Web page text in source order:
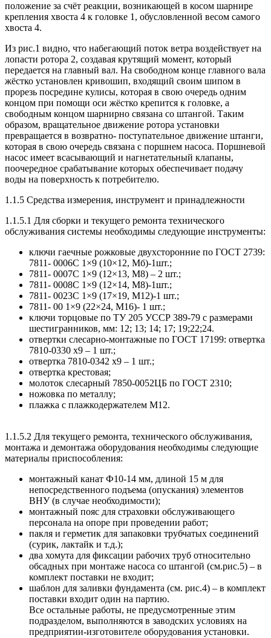
положение за счёт реакции, возникающей в косом шарнире
крепления хвоста 4 к головке 1, обусловленной весом самого
хвоста 4.
Из рис.1 видно, что набегающий поток ветра воздействует на
лопасти ротора 2, создавая крутящий момент, который
передается на главный вал. На свободном конце главного вала
жёстко установлен кривошип, входящий своим шипом в
прорезь посредине кулисы, которая в свою очередь одним
концом при помощи оси жёстко крепится к головке, а
свободным концом шарнирно связана со штангой. Таким
образом, вращательное движение ротора установки
превращается в возвратно- поступательное движение штанги,
которая в свою очередь связана с поршнем насоса. Поршневой
насос имеет всасывающий и нагнетательный клапаны,
поочередное срабатывание которых обеспечивает подачу
воды на поверхность к потребителю.
1.1.5 Средства измерения, инструмент и принадлежности
1.1.5.1 Для сборки и текущего ремонта технического
обслуживания системы необходимы следующие инструменты:
ключи гаечные рожковые двухсторонние по ГОСТ 2739:
7811- 0006С 1×9 (10×12, Мб)-1шт.;
7811- 0007С 1×9 (12×13, М8) – 2 шт.;
7811- 0008С 1×9 (12×14, М8)-1шт.;
7811- 0023С 1×9 (17×19, М12)-1 шт.;
7811- 00 1×9 (22×24, М16)- 1 шт.;
ключи торцовые по ТУ 205 УССР 389-79 с размерами
шестигранников, мм: 12; 13; 14; 17; 19;22;24.
отвертки слесарно-монтажные по ГОСТ 17199: отвертка
7810-0330 х9 – 1 шт.;
отвертка 7810-0342 х9 – 1 шт.;
отвертка крестовая;
молоток слесарный 7850-0052ЦБ по ГОСТ 2310;
ножовка по металлу;
плажка с плажкодержателем М12.
1.1.5.2 Для текущего ремонта, технического обслуживания,
монтажа и демонтажа оборудования необходимы следующие
материалы приспособления:
монтажный канат Ф10-14 мм, длиной 15 м для
непосредственного подъема (опускания) элементов
ВНУ(в случае необходимости);
монтажный пояс для страховки обслуживающего
персонала на опоре при проведении работ;
пакля и герметик для запаковки трубчатых соединений
(сурик, лактайк и т.д.);
два хомута для фиксации рабочих труб относительно
обсадных при монтаже насоса со штангой (см.рис.5) – в
комплект поставки не входит;
шаблон для заливки фундамента (см. рис.4) – в комплект
поставки входит один на партию.
Все остальные работы, не предусмотренные этим
подразделом, выполняются в заводских условиях на
предприятии-изготовителе оборудования установки.